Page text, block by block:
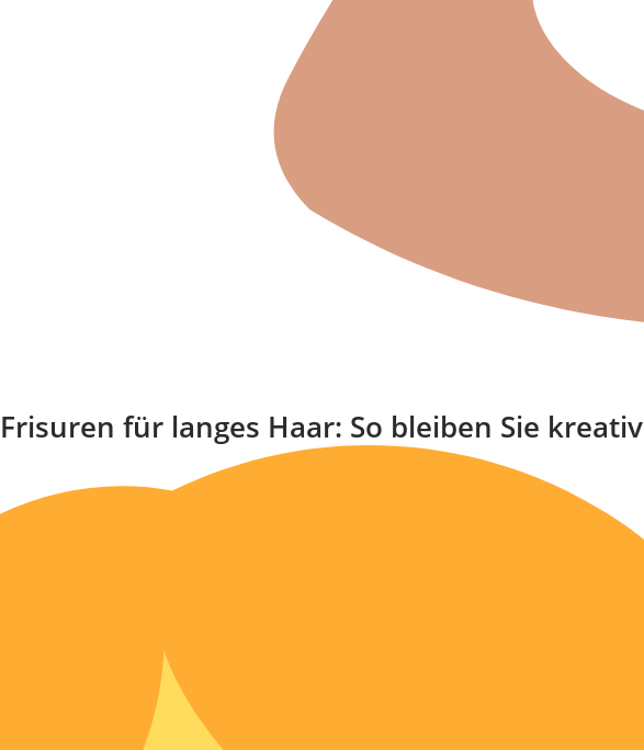
Frisuren für langes Haar: So bleiben Sie kreativ